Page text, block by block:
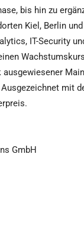
bis hin zu
Kiel, Berlin
IT-Security
mit
GmbH